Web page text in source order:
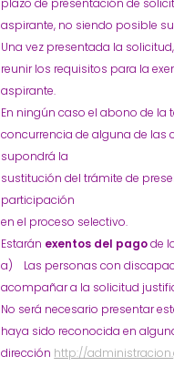
plazo de presentación de
aspirante, no siendo posible
Una vez presentada la
reunir los requisitos para la
aspirante.
En ningún caso el abono de la
concurrencia de alguna de las
supondrá la
sustitución del trámite de
participación
en el proceso selectivo.
Estarán exentos del pagode
a) Las personas con
acompañar a la solicitud
No será necesario presentar
haya sido reconocida en
dirección http://